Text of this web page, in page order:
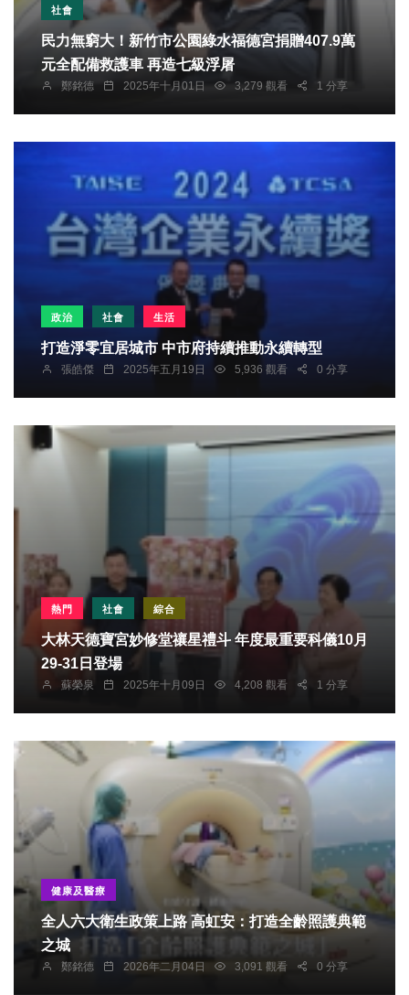
社會
民力無窮大！新竹市公園綠水福德宮捐贈407.9萬
元全配備救護車 再造七級浮屠
鄭銘德 2025年十月01日 3,279 觀看 1 分享
政治 社會 生活
打造淨零宜居城市 中市府持續推動永續轉型
張皓傑 2025年五月19日 5,936 觀看 0 分享
熱門 社會 綜合
大林天德寶宮妙修堂禳星禮斗 年度最重要科儀10月
29-31日登場
蘇榮泉 2025年十月09日 4,208 觀看 1 分享
健康及醫療
全人六大衛生政策上路 高虹安：打造全齡照護典範
之城
鄭銘德 2026年二月04日 3,091 觀看 0 分享